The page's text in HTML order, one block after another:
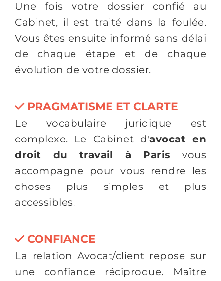
Une fois votre dossier confié au
Cabinet, il est traité dans la foulée.
Vous êtes ensuite informé sans délai
de chaque étape et de chaque
évolution de votre dossier.
PRAGMATISME ET CLARTE
Le vocabulaire juridique est
complexe. Le Cabinet d'avocat en
droit du travail à Paris vous
accompagne pour vous rendre les
choses plus simples et plus
accessibles.
CONFIANCE
La relation Avocat/client repose sur
une confiance réciproque. Maître